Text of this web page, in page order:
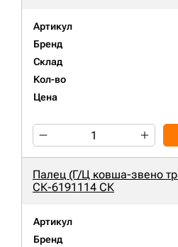
Артикул
Бренд
Склад
Кол-во
Цена
Палец (Г/Ц ковша-звено
СК-6191114 СК
Артикул
Бренд